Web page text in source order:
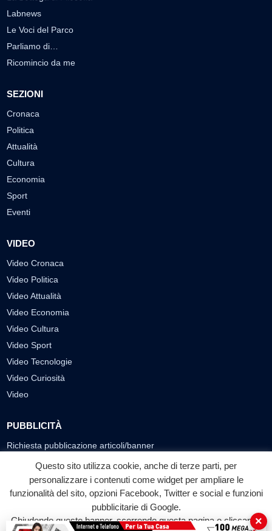
Labnews
Le Voci del Parco
Parliamo di…
Ricomincio da me
SEZIONI
Cronaca
Politica
Attualità
Cultura
Economia
Sport
Eventi
VIDEO
Video Cronaca
Video Politica
Video Attualità
Video Economia
Video Cultura
Video Sport
Video Tecnologie
Video Curiosità
Video
PUBBLICITÀ
Richiesta pubblicazione articoli/banner
SEGUICI SUI SOCIAL
f
Facebook
◎ ▶
YouTube
Questo sito utilizza cookie, anche di terze parti, per
personalizzare i contenuti come widget per ampliare le
funzionalità del sito, opzioni Facebook, Twitter e social e funzioni
pubblicitarie di Google.
Chiudendo questo banner, scorrendo questa pagina o cliccando
×